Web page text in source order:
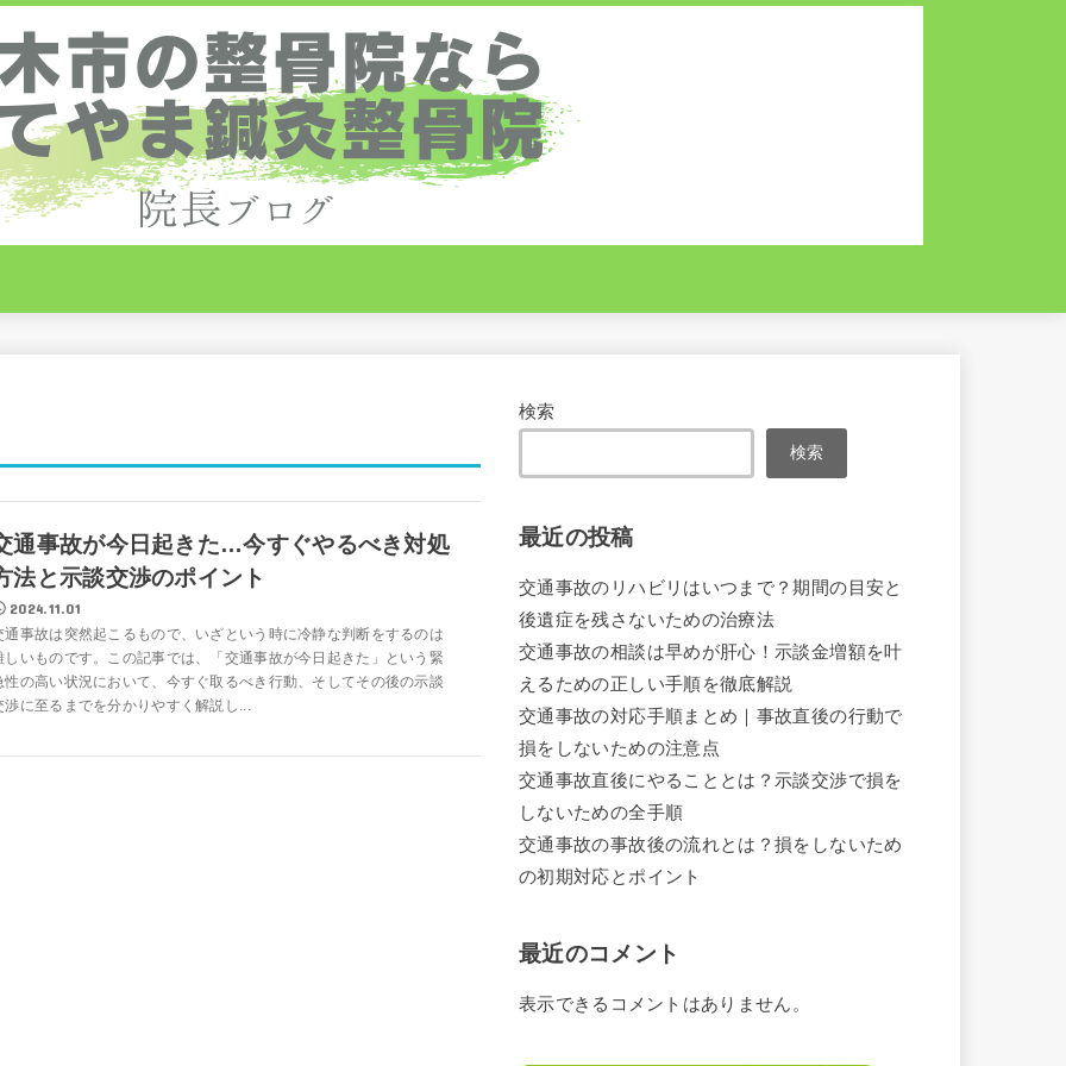
通事故が今日起きた…今すぐやるべき対処
法と示談交渉のポイント
2024.11.01
通事故は突然起こるもので、いざという時に冷静な判断をするのは
しいものです。この記事では、「交通事故が今日起きた」という緊
性の高い状況において、今すぐ取るべき行動、そしてその後の示談
渉に至るまでを分かりやすく解説し...
検索
検索
最近の投稿
交通事故のリハビリはいつまで？期間の目安と
後遺症を残さないための治療法
交通事故の相談は早めが肝心！示談金増額を叶
えるための正しい手順を徹底解説
交通事故の対応手順まとめ｜事故直後の行動で
損をしないための注意点
交通事故直後にやることとは？示談交渉で損を
しないための全手順
交通事故の事故後の流れとは？損をしないため
の初期対応とポイント
最近のコメント
表示できるコメントはありません。